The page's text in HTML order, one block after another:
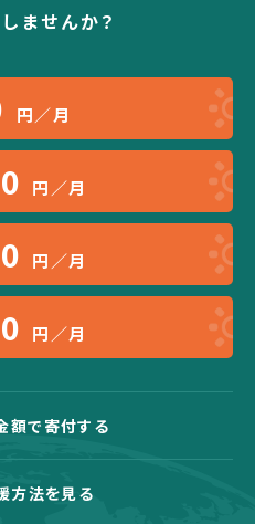
ませんか？
円／月
円／月
円／月
円／月
額で寄付する
方法を見る